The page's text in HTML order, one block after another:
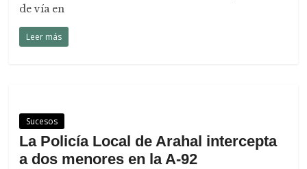
de vía en
Leer más
Sucesos
La Policía Local de Arahal intercepta
a dos menores en la A-92